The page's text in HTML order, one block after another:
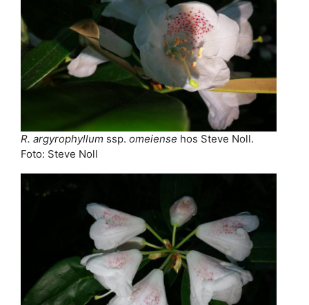
R. argyrophyllum ssp. omeiense hos Steve Noll.
Foto: Steve Noll